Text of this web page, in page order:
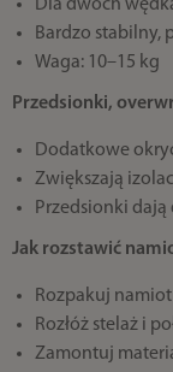
Dla dwóch
Bardzo stabilny,
Waga: 10–15 kg
Przedsionki,
Dodatkowe
Zwiększają
Przedsionki
Jak rozstawić
Rozpakuj
Rozłóż stelaż i
Zamontuj